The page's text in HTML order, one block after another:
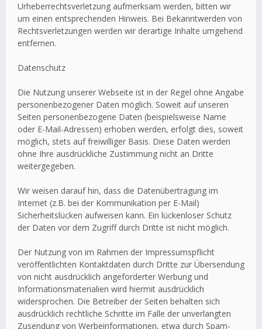
Urheberrechtsverletzung aufmerksam werden, bitten wir
um einen entsprechenden Hinweis. Bei Bekanntwerden von
Rechtsverletzungen werden wir derartige Inhalte umgehend
entfernen.
Datenschutz
Die Nutzung unserer Webseite ist in der Regel ohne Angabe
personenbezogener Daten möglich. Soweit auf unseren
Seiten personenbezogene Daten (beispielsweise Name
oder E-Mail-Adressen) erhoben werden, erfolgt dies, soweit
möglich, stets auf freiwilliger Basis. Diese Daten werden
ohne Ihre ausdrückliche Zustimmung nicht an Dritte
weitergegeben.
Wir weisen darauf hin, dass die Datenübertragung im
Internet (z.B. bei der Kommunikation per E-Mail)
Sicherheitslücken aufweisen kann. Ein lückenloser Schutz
der Daten vor dem Zugriff durch Dritte ist nicht möglich.
Der Nutzung von im Rahmen der Impressumspflicht
veröffentlichten Kontaktdaten durch Dritte zur Übersendung
von nicht ausdrücklich angeforderter Werbung und
Informationsmaterialien wird hiermit ausdrücklich
widersprochen. Die Betreiber der Seiten behalten sich
ausdrücklich rechtliche Schritte im Falle der unverlangten
Zusendung von Werbeinformationen, etwa durch Spam-